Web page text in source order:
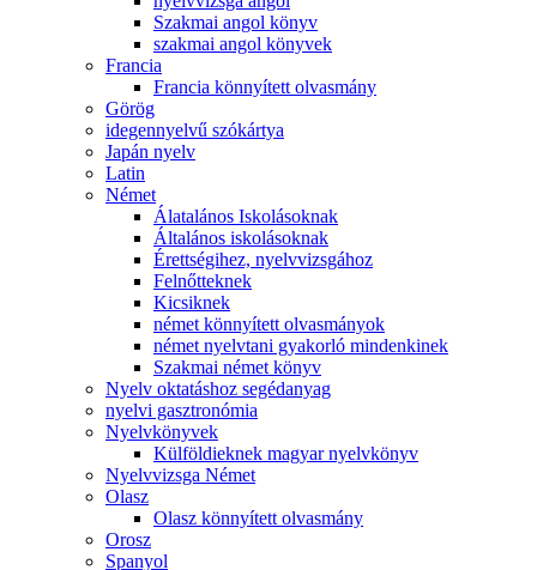
Szakmai angol könyv
szakmai angol könyvek
Francia
Francia könnyített olvasmány
Görög
idegennyelvű szókártya
Japán nyelv
Latin
Német
Álatalános Iskolásoknak
Általános iskolásoknak
Érettségihez, nyelvvizsgához
Felnőtteknek
Kicsiknek
német könnyített olvasmányok
német nyelvtani gyakorló mindenkinek
Szakmai német könyv
Nyelv oktatáshoz segédanyag
nyelvi gasztronómia
Nyelvkönyvek
Külföldieknek magyar nyelvkönyv
Nyelvvizsga Német
Olasz
Olasz könnyített olvasmány
Orosz
Spanyol